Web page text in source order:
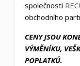
společnosti
obchodního
CENY JSOU
VÝMĚNÍKU,
POPLATKŮ.